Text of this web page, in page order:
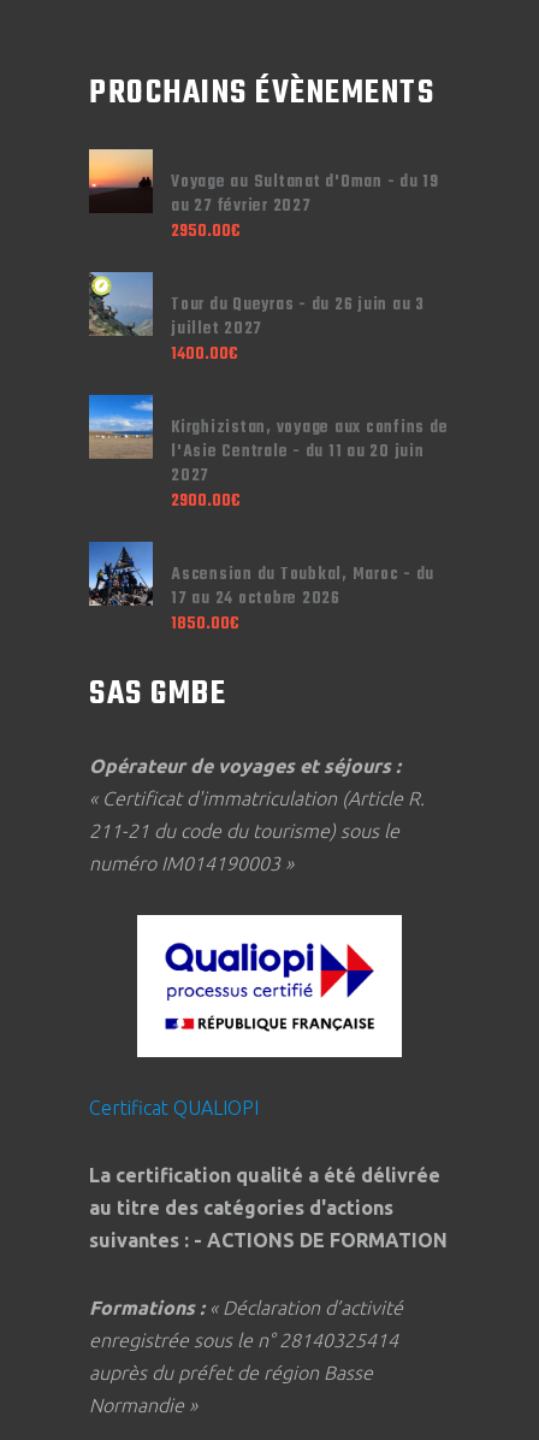
PROCHAINS ÉVÈNEMENTS
Voyage au Sultanat d'Oman - du 19
au 27 février 2027
2950.00€
Tour du Queyras - du 26 juin au 3
juillet 2027
1400.00€
Kirghizistan, voyage aux confins de
l'Asie Centrale - du 11 au 20 juin
2027
2900.00€
Ascension du Toubkal, Maroc - du
17 au 24 octobre 2026
1850.00€
SAS GMBE
Opérateur de voyages et séjours :
« Certificat d'immatriculation (Article R.
211-21 du code du tourisme) sous le
numéro IM014190003 »
Certificat QUALIOPI
La certification qualité a été délivrée
au titre des catégories d'actions
suivantes : - ACTIONS DE FORMATION
Formations : « Déclaration d’activité
enregistrée sous le n° 28140325414
auprès du préfet de région Basse
Normandie »